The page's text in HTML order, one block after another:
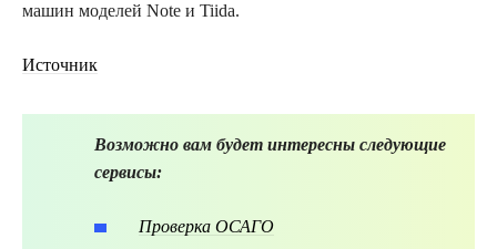
машин моделей Note и Tiida.
Источник
Возможно вам будет интересны следующие
сервисы:
Проверка ОСАГО